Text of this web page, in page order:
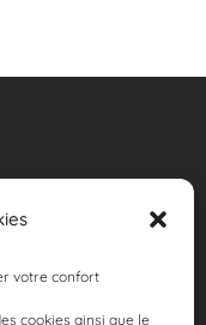
votre confort
cookies ainsi que le
M'ABONNE